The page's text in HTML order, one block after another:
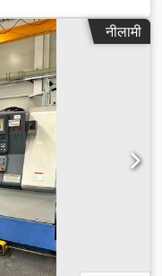
नीलामी